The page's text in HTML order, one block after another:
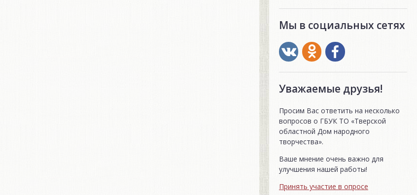
Мы в социальных сетях
Уважаемые друзья!
Просим Вас ответить на несколько
вопросов о ГБУК ТО «Тверской
областной Дом народного
творчества».
Ваше мнение очень важно для
улучшения нашей работы!
Принять участие в опросе